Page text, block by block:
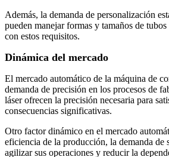
Además, la demanda de personalización
pueden manejar formas y tamaños de
con estos requisitos.
Dinámica del mercado
El mercado automático de la máquina de
demanda de precisión en los procesos de
láser ofrecen la precisión necesaria para
consecuencias significativas.
Otro factor dinámico en el mercado
eficiencia de la producción, la demanda de
agilizar sus operaciones y reducir la